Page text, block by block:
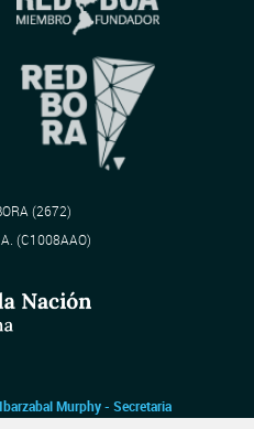
(2672)
Murphy - Secretaria